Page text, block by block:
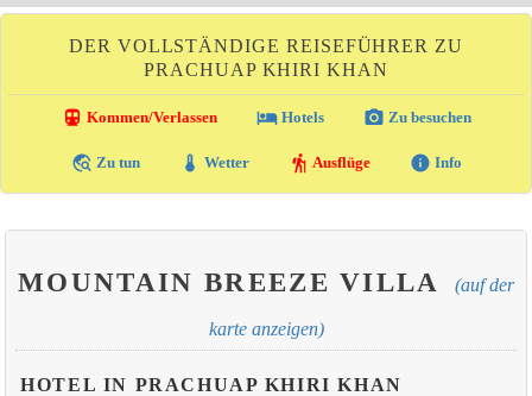
DER VOLLSTÄNDIGE REISEFÜHRER ZU
PRACHUAP KHIRI KHAN
directions_transit Kommen/Verlassen local_hotelHotels photo_camera Zu besuchen
travel_explore Zu tun thermostat Wetter hiking Ausflüge info Info
MOUNTAIN BREEZE VILLA (auf der
karte anzeigen)
HOTEL IN PRACHUAP KHIRI KHAN